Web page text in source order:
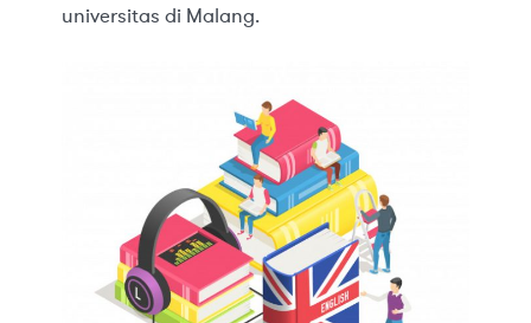
universitas di Malang.